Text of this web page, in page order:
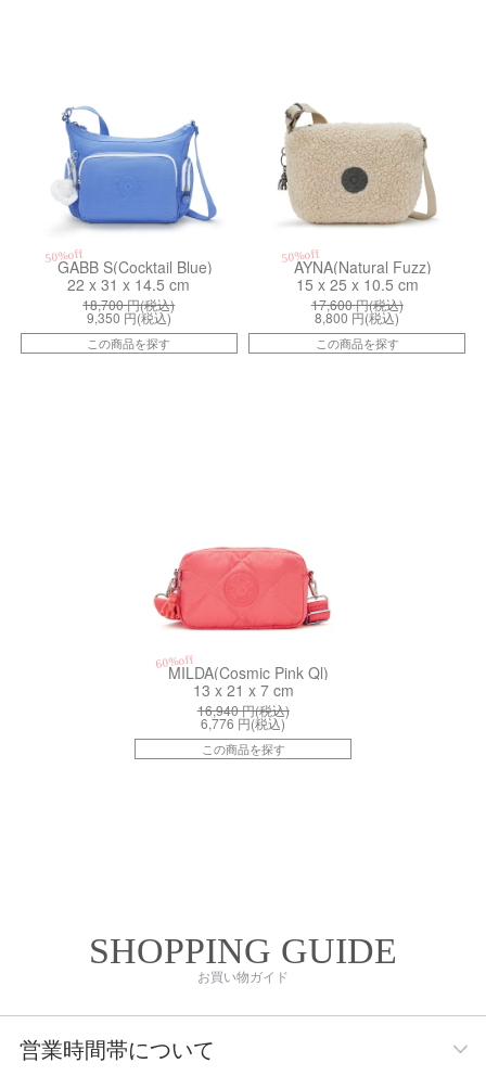
50%off
GABB S(Cocktail Blue)
22 x 31 x 14.5 cm
18,700円(税込)
9,350 円(税込)
この商品を探す
50%off
AYNA(Natural Fuzz)
15 x 25 x 10.5 cm
17,600円(税込)
8,800 円(税込)
この商品を探す
60%off
MILDA(Cosmic Pink Ql)
13 x 21 x 7 cm
16,940円(税込)
6,776 円(税込)
この商品を探す
SHOPPING GUIDE
お買い物ガイド
営業時間帯について